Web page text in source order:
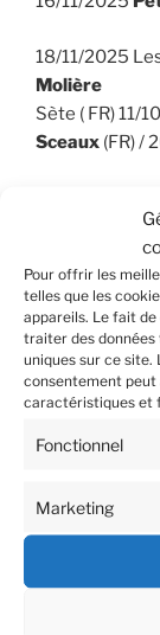
Pour offrir les
telles que les
appareils. Le fait
traiter des données
uniques sur ce site.
consentement
caractéristiques et
Fonctionnel
Marketing
18/11/2025
Molière
Sète ( FR) 11/
Sceaux (FR) /
Haydn,
Tournée en
partenariat
France en
soutien de la
26 juillet 2025 à
30 juillet
3 août 2025